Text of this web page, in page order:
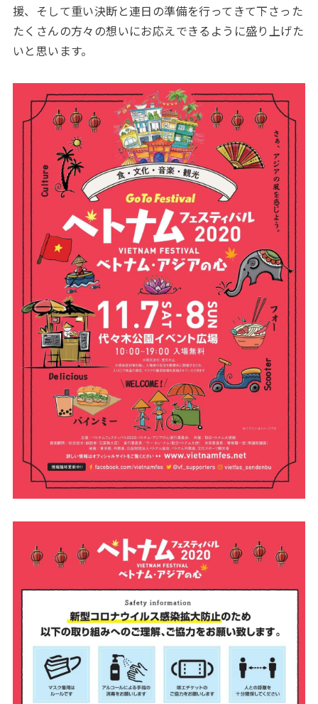
援、そして重い決断と連日の準備を行ってきて下さった
たくさんの方々の想いにお応えできるように盛り上げた
いと思います。